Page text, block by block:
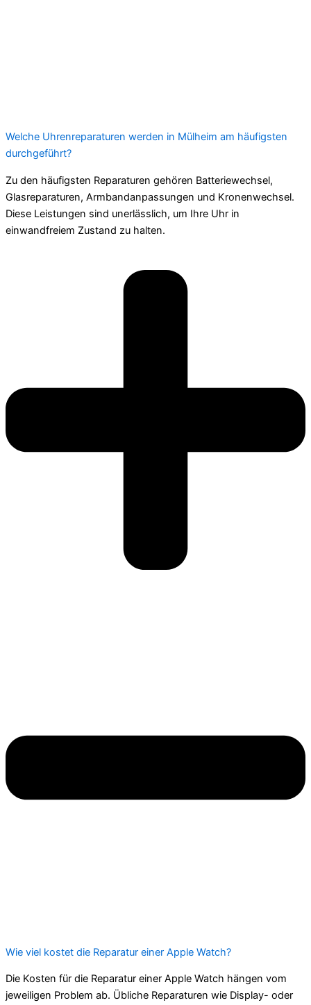
Welche Uhrenreparaturen werden in Mülheim am häufigsten
durchgeführt?
Zu den häufigsten Reparaturen gehören Batteriewechsel,
Glasreparaturen, Armbandanpassungen und Kronenwechsel.
Diese Leistungen sind unerlässlich, um Ihre Uhr in
einwandfreiem Zustand zu halten.
Wie viel kostet die Reparatur einer Apple Watch?
Die Kosten für die Reparatur einer Apple Watch hängen vom
jeweiligen Problem ab. Übliche Reparaturen wie Display- oder